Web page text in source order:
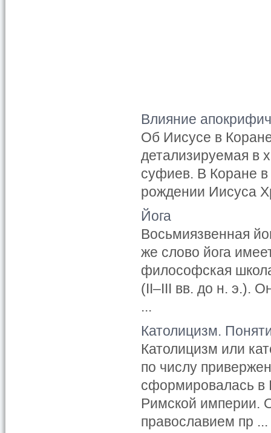
Влияние
Об Иисусе в
детализируемая в
суфиев. В Коране
рождении Иисуса
Йога
Восьмиязвенная
же слово йога
философская
(II–III вв. до н. э.).
...
Католицизм.
Католицизм или
по числу
сформировалaсь в
Римской империи.
православием пр ...